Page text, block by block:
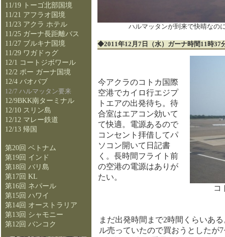
11/19 トーゴ北部国境
11/21 アフラオ国境
11/23 アクラ ホテル
11/25 ガーナ長距離バス
11/27 ブルキナ国境
11/29 ワガドゥグ
12/1 コートジボワール
12/2 ポー ガーナ国境
12/4 バオバブ
12/7 ハルマッタン要来
12/9BKK南ターミナル
12/10 スリン島
12/12 マレー鉄道
12/13 帰国
第20回 ベトナム
第19回 インド
第18回 バリ島
第17回 KL
第16回 ネパール
第15回 ハワイ
第14回 オーストラリア
第13回 シャモニー
第12回 バンコク
ハルマッタンが到来で快晴なの
◆2011年12月7日（水）ガーナ時間
今アクラのコトカ国際
空港でカイロ行エジプ
トエアの出発待ち。待
合室はエアコン効いて
て快適。電源あるので
コンセント拝借してパ
ソコン開いて日記書
く。長時間フライト前
の空港の電源はありが
たい。
コ
まだ出発時間まで2時間くらいあ
ル売っていたので買おうとしたが